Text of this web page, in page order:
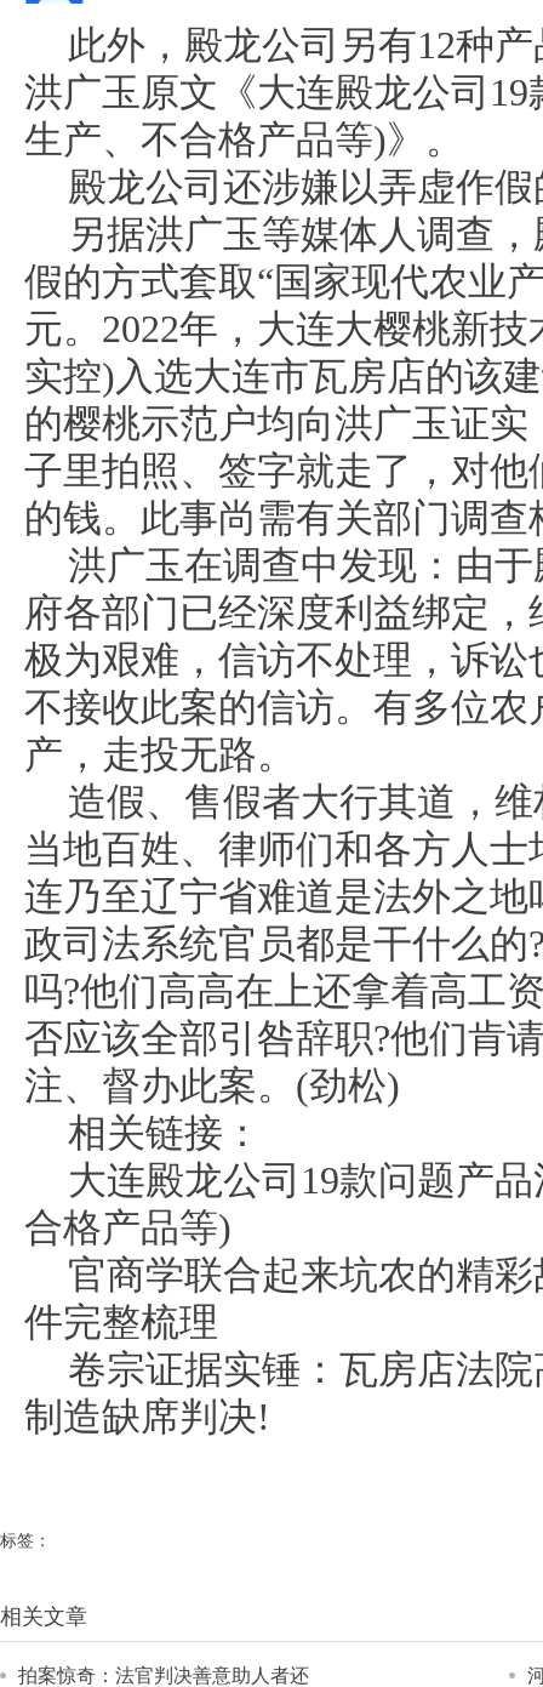
此外，殿龙公司另有12种
洪广玉原文《大连殿龙公司
生产、不合格产品等)》。
殿龙公司还涉嫌以弄虚作
另据洪广玉等媒体人调查
假的方式套取“国家现代农业
元。2022年，大连大樱桃新
实控)入选大连市瓦房店的该
的樱桃示范户均向洪广玉证
子里拍照、签字就走了，对
的钱。此事尚需有关部门调查
洪广玉在调查中发现：由
府各部门已经深度利益绑定
极为艰难，信访不处理，诉
不接收此案的信访。有多位
产，走投无路。
造假、售假者大行其道，
当地百姓、律师们和各方人
连乃至辽宁省难道是法外之
政司法系统官员都是干什么
吗?他们高高在上还拿着高工
否应该全部引咎辞职?他们肯
注、督办此案。(劲松)
相关链接：
大连殿龙公司19款问题产
合格产品等)
官商学联合起来坑农的精
件完整梳理
卷宗证据实锤：瓦房店法
制造缺席判决!
标签：
相关文章
拍案惊奇：法官判决善意助人者还